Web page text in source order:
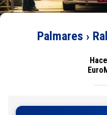
Palmares ›